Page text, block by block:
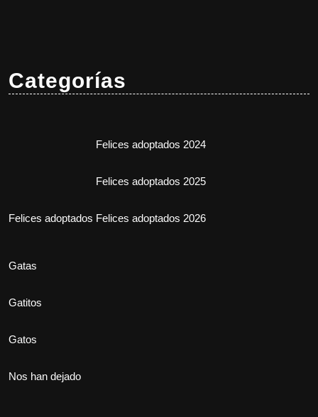
Categorías
Felices adoptados
Felices adoptados 2024
Felices adoptados 2025
Felices adoptados 2026
Gatas
Gatitos
Gatos
Nos han dejado